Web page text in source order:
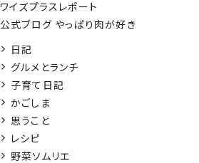
ワイズプラスレポート
公式ブログ やっぱり肉が好き
日記
グルメとランチ
子育て日記
かごしま
思うこと
レシピ
野菜ソムリエ